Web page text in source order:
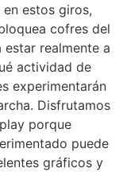
estos giros,
cofres del
realmente a
actividad de
experimentarán
Disfrutamos
porque
puede
gráficos y